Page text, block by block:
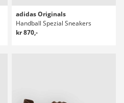
adidas Originals
Handball Spezial Sneakers
kr 870,-